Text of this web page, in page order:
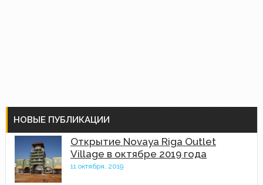
НОВЫЕ ПУБЛИКАЦИИ
Открытие Novaya Riga Outlet
Village в октябре 2019 года
11 октября, 2019